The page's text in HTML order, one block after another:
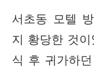
서초동 모텔
지 황당한 것
식 후 귀가하